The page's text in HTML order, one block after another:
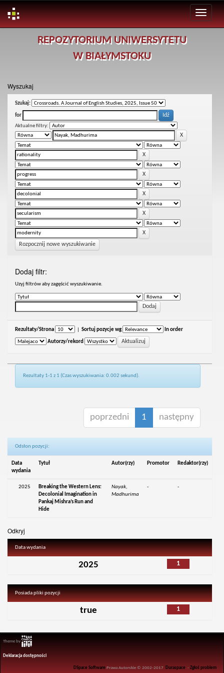
REPOZYTORIUM UNIWERSYTETU
W BIAŁYMSTOKU
Wyszukaj
Szukaj:
for
Aktualne filtry:
Rozpocznij nowe wyszukiwanie
Dodaj filtr:
Uzyj filtrów aby zagęścić wyszukiwanie.
Rezultaty/Strona Sortuj pozycje wg In order
Autorzy/rekord
Rezultaty 1-1 z 1 (Czas wyszukiwania: 0.002 sekund).
poprzedni 1 następny
Odsłon pozycji:
Data
wydania
Tytuł Autor(rzy) Promotor Redaktor(rzy)
2025
Breaking the Western Lens:
Decolonial Imagination in
Pankaj Mishra’s Run and
Hide
Nayak,
Madhurima
- -
Odkryj
Data wydania
1
2025
Posiada pliki pozycji
1
true
Theme by
Deklaracja dostępności
DSpace Software Prawa Autorskie © 2002-2017 Duraspace -Zgłoś problem